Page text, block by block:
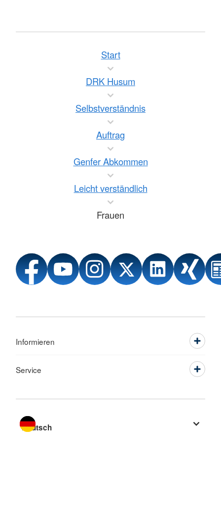
Start
DRK Husum
Selbstverständnis
Auftrag
Genfer Abkommen
Leicht verständlich
Frauen
Informieren
Service
Sprache wechseln zu